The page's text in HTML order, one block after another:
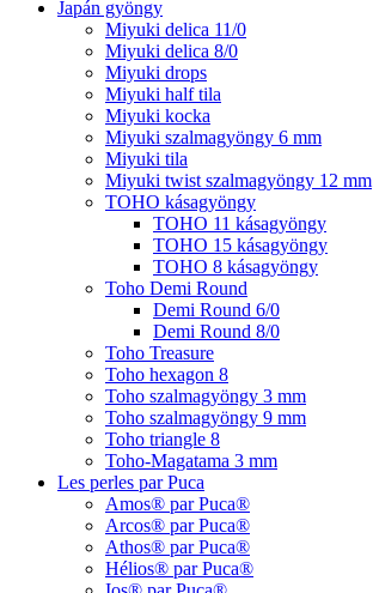
Japán gyöngy
Miyuki delica 11/0
Miyuki delica 8/0
Miyuki drops
Miyuki half tila
Miyuki kocka
Miyuki szalmagyöngy 6 mm
Miyuki tila
Miyuki twist szalmagyöngy 12 mm
TOHO kásagyöngy
TOHO 11 kásagyöngy
TOHO 15 kásagyöngy
TOHO 8 kásagyöngy
Toho Demi Round
Demi Round 6/0
Demi Round 8/0
Toho Treasure
Toho hexagon 8
Toho szalmagyöngy 3 mm
Toho szalmagyöngy 9 mm
Toho triangle 8
Toho-Magatama 3 mm
Les perles par Puca
Amos® par Puca®
Arcos® par Puca®
Athos® par Puca®
Hélios® par Puca®